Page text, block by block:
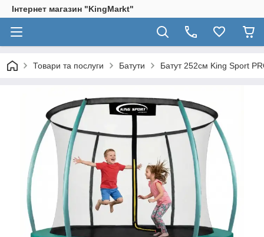
Інтернет магазин "KingМarkt"
Товари та послуги Батути Батут 252см King Sport